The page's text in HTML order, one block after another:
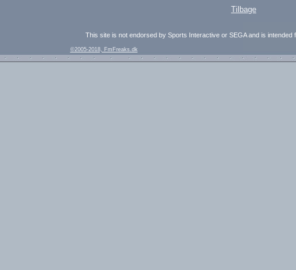
Tilbage
This site is not endorsed by Sports Interactive or SEGA and is intended
©2005-2018, FmFreaks.dk